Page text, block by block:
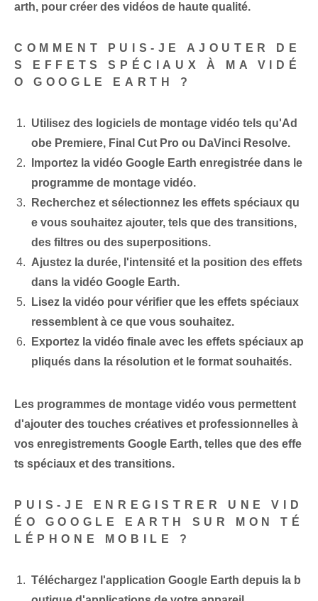
arth, pour créer des vidéos de haute qualité.
COMMENT PUIS-JE AJOUTER DE
S EFFETS SPÉCIAUX À MA VIDÉ
O GOOGLE EARTH ?
Utilisez des logiciels de montage vidéo tels qu'Ad
obe Premiere, Final Cut Pro ou DaVinci Resolve.
Importez la vidéo Google Earth enregistrée dans le
programme de montage vidéo.
Recherchez et sélectionnez les effets spéciaux qu
e vous souhaitez ajouter, tels que des transitions,
des filtres ou des superpositions.
Ajustez la durée, l'intensité et la position des effets
dans la vidéo Google Earth.
Lisez la vidéo pour vérifier que les effets spéciaux
ressemblent à ce que vous souhaitez.
Exportez la vidéo finale avec les effets spéciaux ap
pliqués dans la résolution et le format souhaités.
Les programmes de montage vidéo vous permettent
d'ajouter des touches créatives et professionnelles à
vos enregistrements Google Earth, telles que des effe
ts spéciaux et des transitions.
PUIS-JE ENREGISTRER UNE VID
ÉO GOOGLE EARTH SUR MON TÉ
LÉPHONE MOBILE ?
Téléchargez l'application Google Earth depuis la b